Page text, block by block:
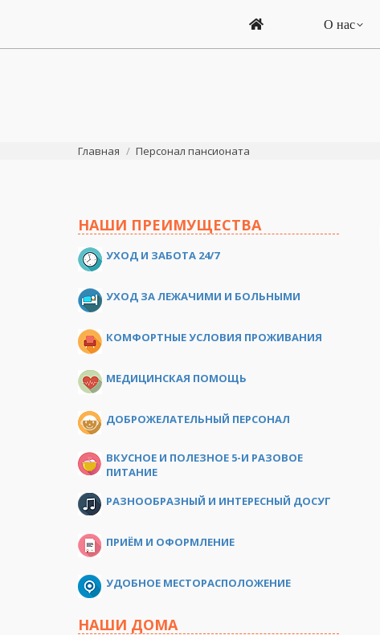
О нас
Вы здесь:
Главная Персонал пансионата
НАШИ ПРЕИМУЩЕСТВА
УХОД И ЗАБОТА 24/7
УХОД ЗА ЛЕЖАЧИМИ И БОЛЬНЫМИ
КОМФОРТНЫЕ УСЛОВИЯ ПРОЖИВАНИЯ
МЕДИЦИНСКАЯ ПОМОЩЬ
ДОБРОЖЕЛАТЕЛЬНЫЙ ПЕРСОНАЛ
ВКУСНОЕ И ПОЛЕЗНОЕ 5-И РАЗОВОЕ
ПИТАНИЕ
РАЗНООБРАЗНЫЙ И ИНТЕРЕСНЫЙ ДОСУГ
ПРИЁМ И ОФОРМЛЕНИЕ
УДОБНОЕ МЕСТОРАСПОЛОЖЕНИЕ
НАШИ ДОМА